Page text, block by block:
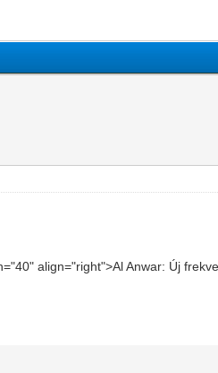
align="right">Al Anwar: Új